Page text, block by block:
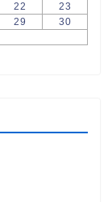
22
23
29
30